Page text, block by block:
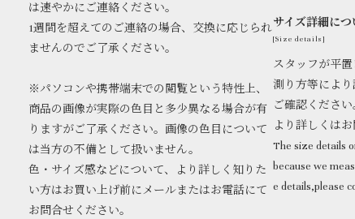
は速やかにご連絡ください。
1週間を超えてのご連絡の場合、交換に応じられ
ませんのでご了承ください。
※パソコンや携帯端末での閲覧という特性上、
商品の画像が実際の色目と多少異なる場合が有
りますがご了承ください。画像の色目について
は当方の不備として扱いません。
色・サイズ感などについて、より詳しく知りた
い方はお買い上げ前にメールまたはお電話にて
お問合せください。
サイズ詳細につ
[Size details]
スタッフが平置
測り方等によ
ご確認ください
より詳しくは
The size details
because we
e details,please